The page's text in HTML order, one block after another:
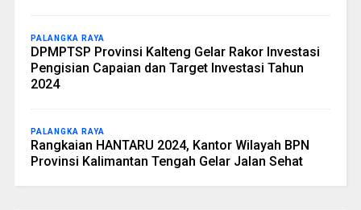
PALANGKA RAYA
DPMPTSP Provinsi Kalteng Gelar Rakor Investasi
Pengisian Capaian dan Target Investasi Tahun
2024
PALANGKA RAYA
Rangkaian HANTARU 2024, Kantor Wilayah BPN
Provinsi Kalimantan Tengah Gelar Jalan Sehat